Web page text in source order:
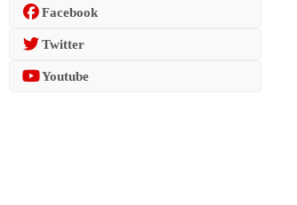
Facebook
Twitter
Youtube